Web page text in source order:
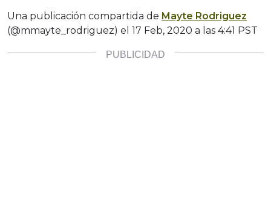
Una publicación compartida de Mayte Rodriguez
(@mmayte_rodriguez) el 17 Feb, 2020 a las 4:41 PST